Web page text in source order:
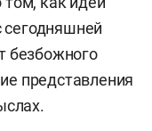
безбожного
представления